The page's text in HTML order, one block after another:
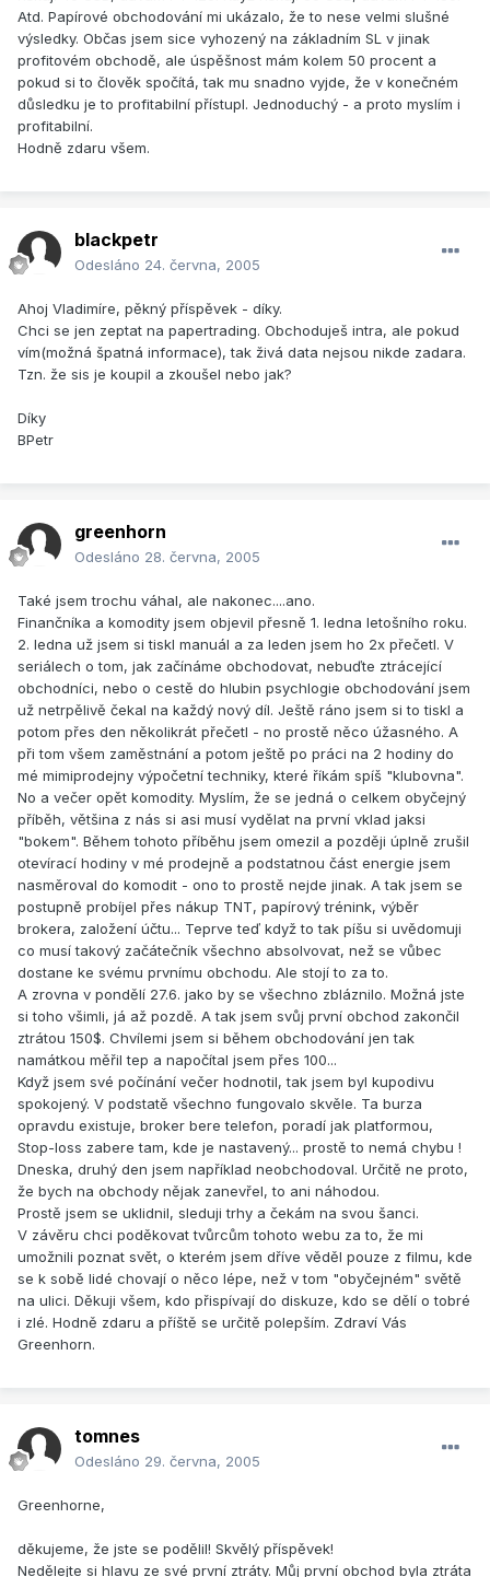
Atd. Papírové obchodování mi ukázalo, že to nese velmi slušné
výsledky. Občas jsem sice vyhozený na základním SL v jinak
profitovém obchodě, ale úspěšnost mám kolem 50 procent a
pokud si to člověk spočítá, tak mu snadno vyjde, že v konečném
důsledku je to profitabilní přístupl. Jednoduchý - a proto myslím i
profitabilní.
Hodně zdaru všem.
blackpetr
Odesláno 24. června, 2005
Ahoj Vladimíre, pěkný příspěvek - díky.
Chci se jen zeptat na papertrading. Obchoduješ intra, ale pokud
vím(možná špatná informace), tak živá data nejsou nikde zadara.
Tzn. že sis je koupil a zkoušel nebo jak?
Díky
BPetr
greenhorn
Odesláno 28. června, 2005
Také jsem trochu váhal, ale nakonec....ano.
Finančníka a komodity jsem objevil přesně 1. ledna letošního roku.
2. ledna už jsem si tiskl manuál a za leden jsem ho 2x přečetl. V
seriálech o tom, jak začínáme obchodovat, nebuďte ztrácející
obchodníci, nebo o cestě do hlubin psychlogie obchodování jsem
už netrpělivě čekal na každý nový díl. Ještě ráno jsem si to tiskl a
potom přes den několikrát přečetl - no prostě něco úžasného. A
při tom všem zaměstnání a potom ještě po práci na 2 hodiny do
mé mimiprodejny výpočetní techniky, které říkám spíš "klubovna".
No a večer opět komodity. Myslím, že se jedná o celkem obyčejný
příběh, většina z nás si asi musí vydělat na první vklad jaksi
"bokem". Během tohoto příběhu jsem omezil a později úplně zrušil
otevírací hodiny v mé prodejně a podstatnou část energie jsem
nasměroval do komodit - ono to prostě nejde jinak. A tak jsem se
postupně probíjel přes nákup TNT, papírový trénink, výběr
brokera, založení účtu... Teprve teď když to tak píšu si uvědomuji
co musí takový začátečník všechno absolvovat, než se vůbec
dostane ke svému prvnímu obchodu. Ale stojí to za to.
A zrovna v pondělí 27.6. jako by se všechno zbláznilo. Možná jste
si toho všimli, já až pozdě. A tak jsem svůj první obchod zakončil
ztrátou 150$. Chvílemi jsem si během obchodování jen tak
namátkou měřil tep a napočítal jsem přes 100...
Když jsem své počínání večer hodnotil, tak jsem byl kupodivu
spokojený. V podstatě všechno fungovalo skvěle. Ta burza
opravdu existuje, broker bere telefon, poradí jak platformou,
Stop-loss zabere tam, kde je nastavený... prostě to nemá chybu !
Dneska, druhý den jsem například neobchodoval. Určitě ne proto,
že bych na obchody nějak zanevřel, to ani náhodou.
Prostě jsem se uklidnil, sleduji trhy a čekám na svou šanci.
V závěru chci poděkovat tvůrcům tohoto webu za to, že mi
umožnili poznat svět, o kterém jsem dříve věděl pouze z filmu, kde
se k sobě lidé chovají o něco lépe, než v tom "obyčejném" světě
na ulici. Děkuji všem, kdo přispívají do diskuze, kdo se dělí o tobré
i zlé. Hodně zdaru a příště se určitě polepším. Zdraví Vás
Greenhorn.
tomnes
Odesláno 29. června, 2005
Greenhorne,
děkujeme, že jste se podělil! Skvělý příspěvek!
Nedělejte si hlavu ze své první ztráty. Můj první obchod byla ztráta